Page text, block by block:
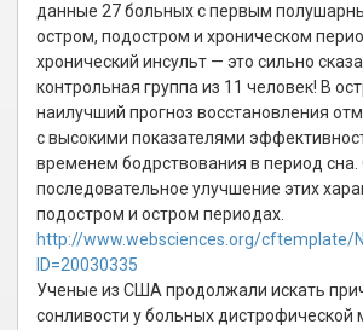
данные 27 больных с первым
остром, подостром и хроническом
хронический инсульт — это сильно
контрольная группа из 11 человек! В
наилучший прогноз восстановления
с высокими показателями
временем бодрствования в период
последовательное улучшение этих
подостром и остром периодах.
http://www.websciences.org/cftemplate/
ID=20030335
Ученые из США продолжали искать
сонливости у больных дистрофической